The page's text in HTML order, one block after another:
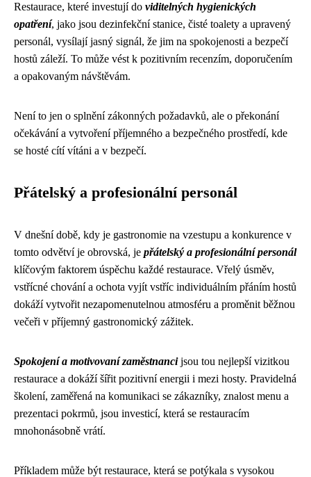
Restaurace, které investují do viditelných hygienických
opatření, jako jsou dezinfekční stanice, čisté toalety a upravený
personál, vysílají jasný signál, že jim na spokojenosti a bezpečí
hostů záleží. To může vést k pozitivním recenzím, doporučením
a opakovaným návštěvám.
Není to jen o splnění zákonných požadavků, ale o překonání
očekávání a vytvoření příjemného a bezpečného prostředí, kde
se hosté cítí vítáni a v bezpečí.
Přátelský a profesionální personál
V dnešní době, kdy je gastronomie na vzestupu a konkurence v
tomto odvětví je obrovská, je přátelský a profesionální personál
klíčovým faktorem úspěchu každé restaurace. Vřelý úsměv,
vstřícné chování a ochota vyjít vstříc individuálním přáním hostů
dokáží vytvořit nezapomenutelnou atmosféru a proměnit běžnou
večeři v příjemný gastronomický zážitek.
Spokojení a motivovaní zaměstnancijsou tou nejlepší vizitkou
restaurace a dokáží šířit pozitivní energii i mezi hosty. Pravidelná
školení, zaměřená na komunikaci se zákazníky, znalost menu a
prezentaci pokrmů, jsou investicí, která se restauracím
mnohonásobně vrátí.
Příkladem může být restaurace, která se potýkala s vysokou